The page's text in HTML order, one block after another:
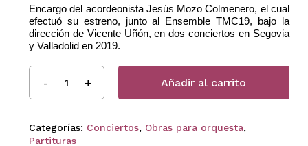
Encargo del acordeonista Jesús Mozo Colmenero, el cual
efectuó su estreno, junto al Ensemble TMC19, bajo la
dirección de Vicente Uñón, en dos conciertos en Segovia
y Valladolid en 2019.
Añadir al carrito
Categorías: Conciertos, Obras para orquesta,
Partituras